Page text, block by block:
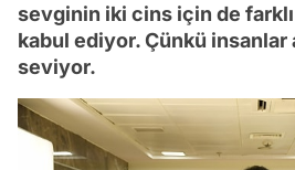
sevginin iki cins için de
kabul ediyor. Çünkü insanlar
seviyor.